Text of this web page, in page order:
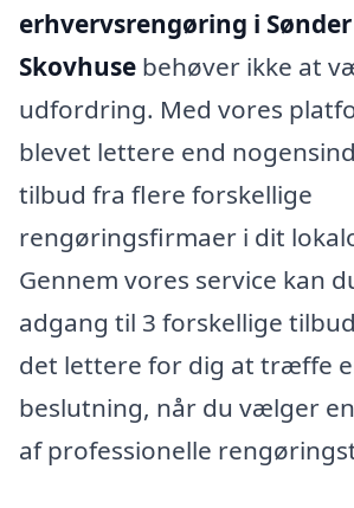
erhvervsrengøring i
Skovhuse behøver ikke at
udfordring. Med vores
blevet lettere end
tilbud fra flere forskellige
rengøringsfirmaer i dit
Gennem vores service kan
adgang til 3 forskellige
det lettere for dig at træffe
beslutning, når du vælger
af professionelle